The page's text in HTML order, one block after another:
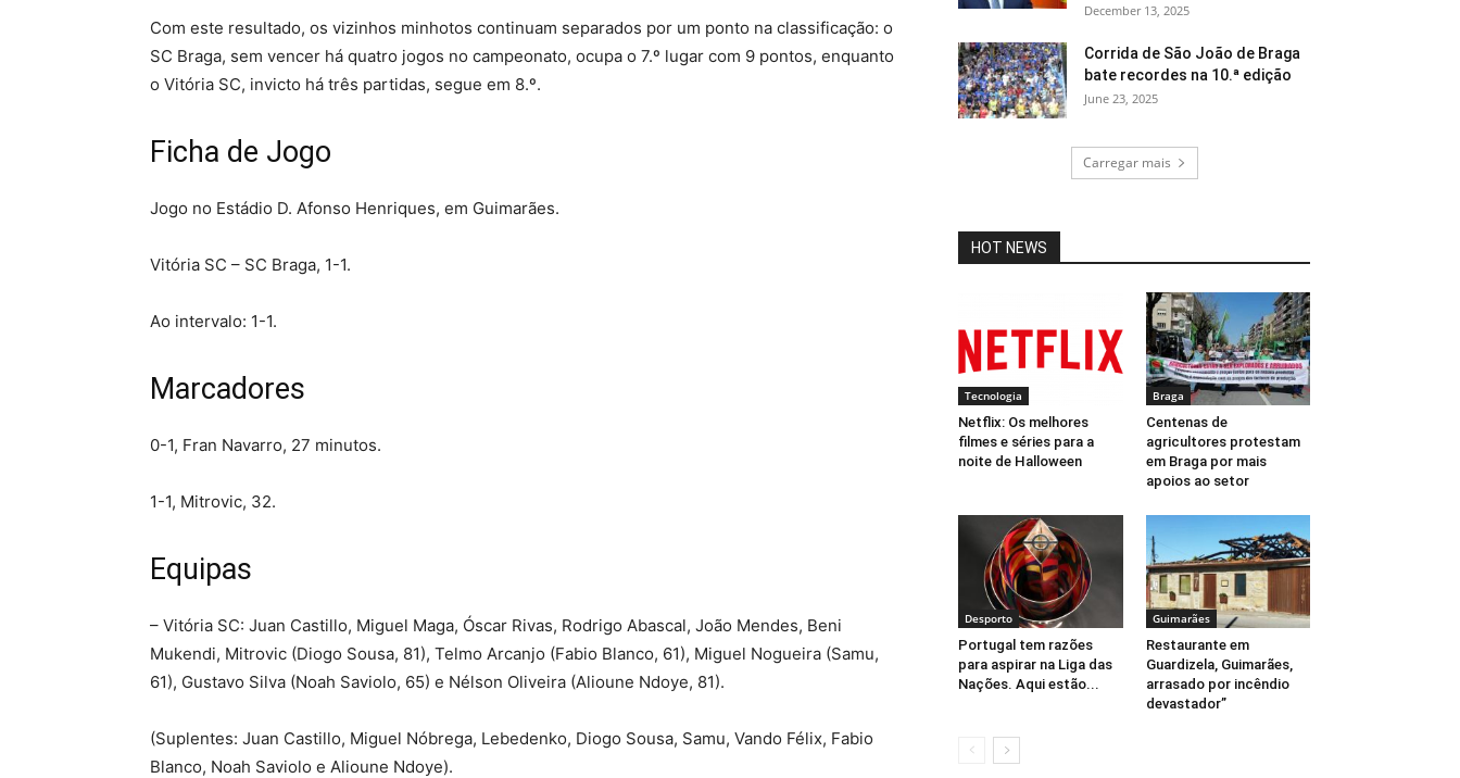
Com este resultado, os vizinhos minhotos continuam separados por um ponto na classificação: o
SC Braga, sem vencer há quatro jogos no campeonato, ocupa o 7.º lugar com 9 pontos, enquanto
o Vitória SC, invicto há três partidas, segue em 8.º.
Ficha de Jogo
Jogo no Estádio D. Afonso Henriques, em Guimarães.
Vitória SC – SC Braga, 1-1.
Ao intervalo: 1-1.
Marcadores
0-1, Fran Navarro, 27 minutos.
1-1, Mitrovic, 32.
Equipas
– Vitória SC: Juan Castillo, Miguel Maga, Óscar Rivas, Rodrigo Abascal, João Mendes, Beni
Mukendi, Mitrovic (Diogo Sousa, 81), Telmo Arcanjo (Fabio Blanco, 61), Miguel Nogueira (Samu,
61), Gustavo Silva (Noah Saviolo, 65) e Nélson Oliveira (Alioune Ndoye, 81).
(Suplentes: Juan Castillo, Miguel Nóbrega, Lebedenko, Diogo Sousa, Samu, Vando Félix, Fabio
Blanco, Noah Saviolo e Alioune Ndoye).
December 13, 2025
Corrida de São João de Braga
bate recordes na 10.ª edição
June 23, 2025
Carregar mais
HOT NEWS
Tecnologia
Netflix: Os melhores
filmes e séries para a
noite de Halloween
Braga
Centenas de
agricultores protestam
em Braga por mais
apoios ao setor
Desporto
Portugal tem razões
para aspirar na Liga das
Nações. Aqui estão...
Guimarães
Restaurante em
Guardizela, Guimarães,
arrasado por incêndio
devastador”